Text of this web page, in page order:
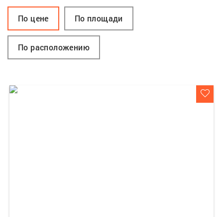
По цене По площади
По расположению